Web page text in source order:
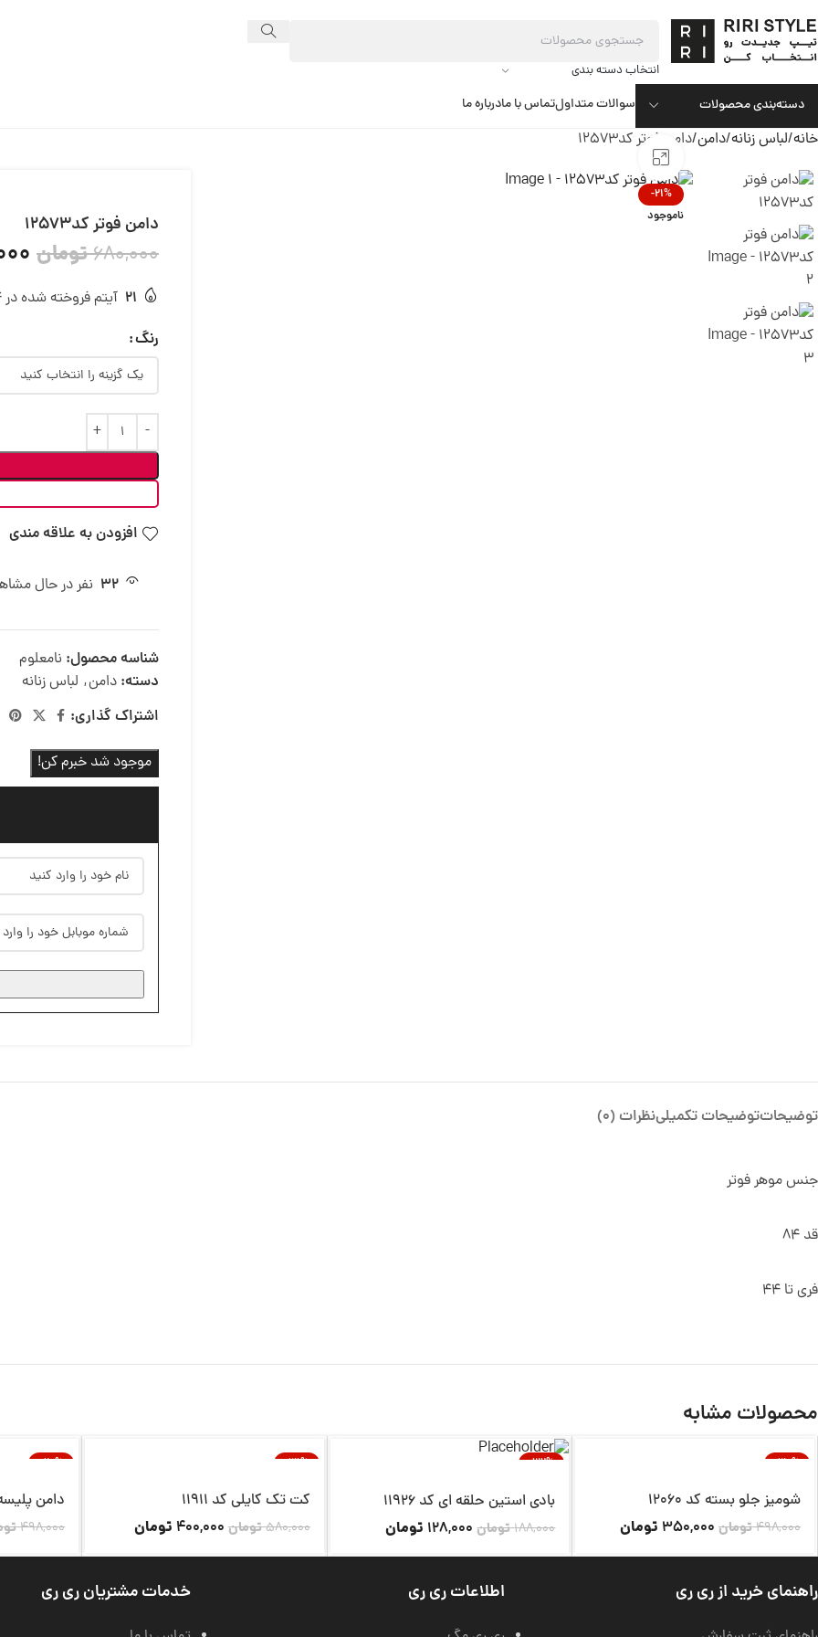
انتخاب دسته بندی
دسته‌بندی محصولات سوالات متداولتماس با مادرباره ما
خانه لباس زنانه دامن دامن فوتر کد12573
-21%
ناموجود
دامن فوتر کد12573
680,000تومان
21 آیتم فروخته شده در 24 ساعت
رنگ
افزودن به علاقه مندی
32 نفر در حال
شناسه محصول: نامعلوم
دسته: دامن, لباس زنانه
اشتراک گذاری:
موجود شد خبرم کن!
توضیحاتتوضیحات تکمیلینظرات (0)
جنس موهر فوتر
قد 84
فری تا 44
محصولات مشابه
-30%
شومیز جلو بسته کد 12060
498,000تومان 350,000 تومان
-32%
بادی استین حلقه ای کد 11926
188,000تومان 128,000 تومان
-31%
کت تک کایلی کد 11911
580,000تومان 400,000 تومان
-20%
دامن پلیسه
498,000
راهنمای خرید از ری ری اطلاعات ری ری خدمات مشتریان ری ری